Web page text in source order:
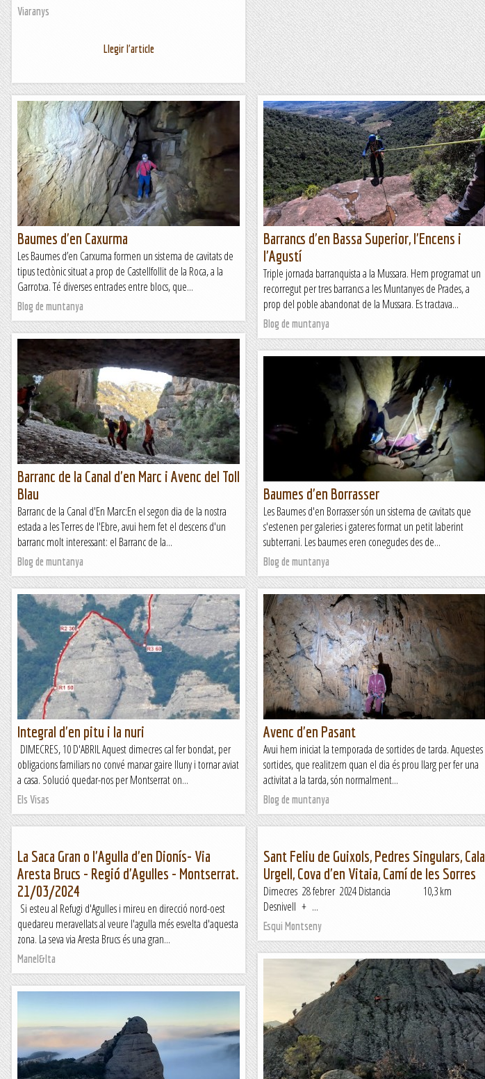
Viaranys
Llegir l'article
Baumes d'en Caxurma
Les Baumes d’en Carxuma formen un sistema de cavitats de
tipus tectònic situat a prop de Castellfollit de la Roca, a la
Garrotxa. Té diverses entrades entre blocs, que...
Blog de muntanya
Barrancs d'en Bassa Superior, l'Encens i
l'Agustí
Triple jornada barranquista a la Mussara. Hem programat un
recorregut per tres barrancs a les Muntanyes de Prades, a
prop del poble abandonat de la Mussara. Es tractava...
Blog de muntanya
Barranc de la Canal d'en Marc i Avenc del Toll
Blau
Barranc de la Canal d'En Marc:En el segon dia de la nostra
estada a les Terres de l'Ebre, avui hem fet el descens d'un
barranc molt interessant: el Barranc de la...
Blog de muntanya
Baumes d'en Borrasser
Les Baumes d'en Borrasser són un sistema de cavitats que
s'estenen per galeries i gateres format un petit laberint
subterrani. Les baumes eren conegudes des de...
Blog de muntanya
Integral d'en pitu i la nuri
DIMECRES, 10 D'ABRIL Aquest dimecres cal fer bondat, per
obligacions familiars no convé marxar gaire lluny i tornar aviat
a casa. Solució quedar-nos per Montserrat on...
Els Visas
Avenc d'en Pasant
Avui hem iniciat la temporada de sortides de tarda. Aquestes
sortides, que realitzem quan el dia és prou llarg per fer una
activitat a la tarda, són normalment...
Blog de muntanya
La Saca Gran o l'Agulla d'en Dionís- Via
Aresta Brucs - Regió d'Agulles - Montserrat.
21/03/2024
Si esteu al Refugi d'Agulles i mireu en direcció nord-oest
quedareu meravellats al veure l'agulla més esvelta d'aquesta
zona. La seva via Aresta Brucs és una gran...
Manel&Ita
Sant Feliu de Guixols, Pedres Singulars, Cala
Urgell, Cova d'en Vitaia, Camí de les Sorres
Dimecres 28 febrer 2024 Distancia 10,3 km
Desnivell + ...
Esqui Montseny